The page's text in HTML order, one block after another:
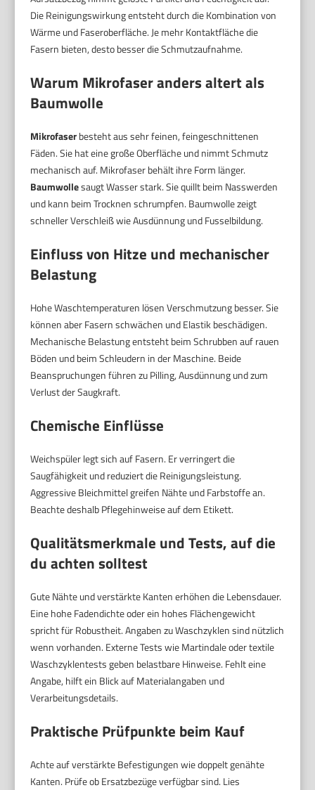
Die Reinigungswirkung entsteht durch die Kombination von
Wärme und Faseroberfläche. Je mehr Kontaktfläche die
Fasern bieten, desto besser die Schmutzaufnahme.
Warum Mikrofaser anders altert als
Baumwolle
Mikrofaserbesteht aus sehr feinen, feingeschnittenen
Fäden. Sie hat eine große Oberfläche und nimmt Schmutz
mechanisch auf. Mikrofaser behält ihre Form länger.
Baumwollesaugt Wasser stark. Sie quillt beim Nasswerden
und kann beim Trocknen schrumpfen. Baumwolle zeigt
schneller Verschleiß wie Ausdünnung und Fusselbildung.
Einfluss von Hitze und mechanischer
Belastung
Hohe Waschtemperaturen lösen Verschmutzung besser. Sie
können aber Fasern schwächen und Elastik beschädigen.
Mechanische Belastung entsteht beim Schrubben auf rauen
Böden und beim Schleudern in der Maschine. Beide
Beanspruchungen führen zu Pilling, Ausdünnung und zum
Verlust der Saugkraft.
Chemische Einflüsse
Weichspüler legt sich auf Fasern. Er verringert die
Saugfähigkeit und reduziert die Reinigungsleistung.
Aggressive Bleichmittel greifen Nähte und Farbstoffe an.
Beachte deshalb Pflegehinweise auf dem Etikett.
Qualitätsmerkmale und Tests, auf die
du achten solltest
Gute Nähte und verstärkte Kanten erhöhen die Lebensdauer.
Eine hohe Fadendichte oder ein hohes Flächengewicht
spricht für Robustheit. Angaben zu Waschzyklen sind nützlich
wenn vorhanden. Externe Tests wie Martindale oder textile
Waschzyklentests geben belastbare Hinweise. Fehlt eine
Angabe, hilft ein Blick auf Materialangaben und
Verarbeitungsdetails.
Praktische Prüfpunkte beim Kauf
Achte auf verstärkte Befestigungen wie doppelt genähte
Kanten. Prüfe ob Ersatzbezüge verfügbar sind. Lies